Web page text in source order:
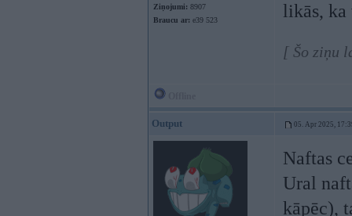
Ziņojumi: 8907
Braucu ar: e39 523
likās, ka
[ Šo ziņu
Output 05. Apr 2025,
Naftas
Ural
kāpēc),